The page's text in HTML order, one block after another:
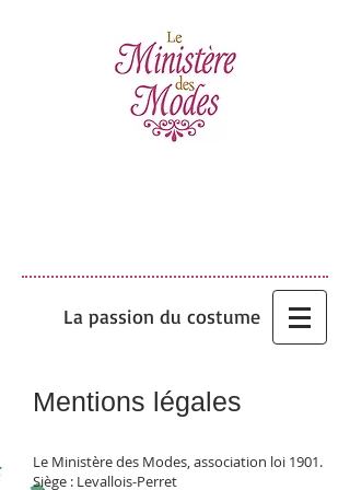
La passion du costume
Mentions légales
Le Ministère des Modes, association loi 1901.
Siège : Levallois-Perret